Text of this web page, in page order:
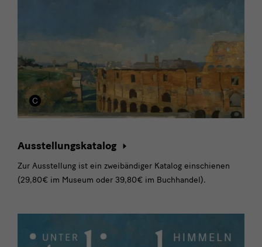
Ausstellungskatalog
Zur Ausstellung ist ein zweibändiger Katalog einschienen
(29,80€ im Museum oder 39,80€ im Buchhandel).